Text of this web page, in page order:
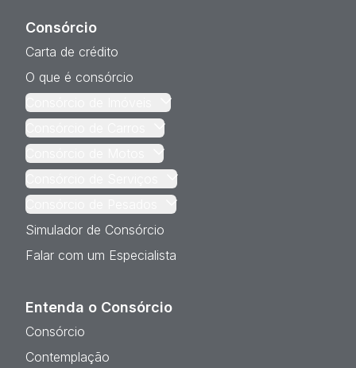
Consórcio
Carta de crédito
O que é consórcio
Simulador de Consórcio
Falar com um Especialista
Entenda o Consórcio
Consórcio
Contemplação